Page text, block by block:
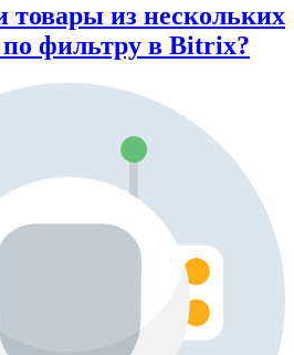
товары из нескольких
фильтру в Bitrix?